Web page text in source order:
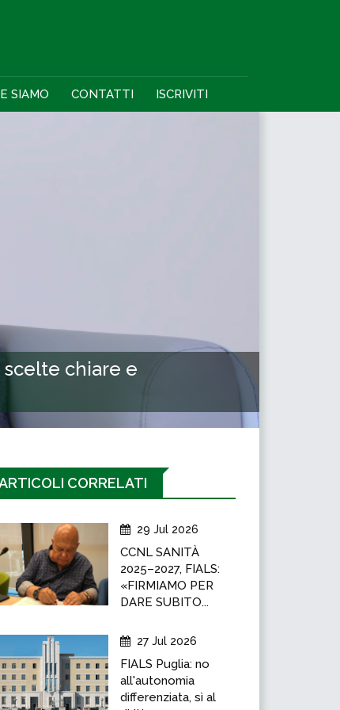
SIAMO CONTATTI ISCRIVITI
chiare e
CORRELATI
29 Jul 2026
CCNL SANITÀ
2025–2027, FIALS:
«FIRMIAMO PER
DARE SUBITO...
27 Jul 2026
FIALS Puglia: no
all'autonomia
differenziata, sì al